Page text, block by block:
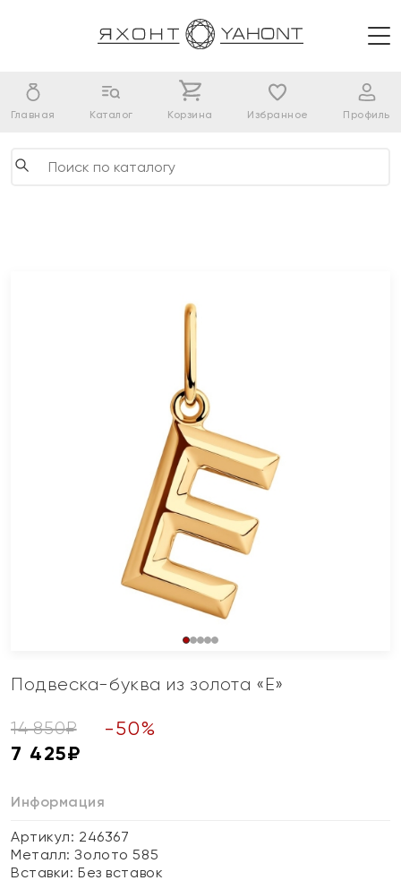
Главная Каталог Корзина Избранное Профиль
Подвеска-буква из золота «Е»
14 850₽ -50%
7 425₽
Информация
Артикул: 246367
Металл:Золото 585
Вставки:Без вставок